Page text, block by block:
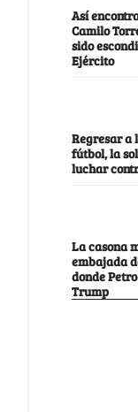
Así
Camilo
sido
Ejército
Regresar a
fútbol, la
luchar
La casona
embajada
donde
Trump